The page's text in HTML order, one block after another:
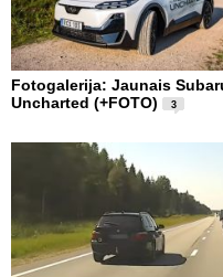
Fotogalerija: Jaunais
Uncharted (+FOTO)
3